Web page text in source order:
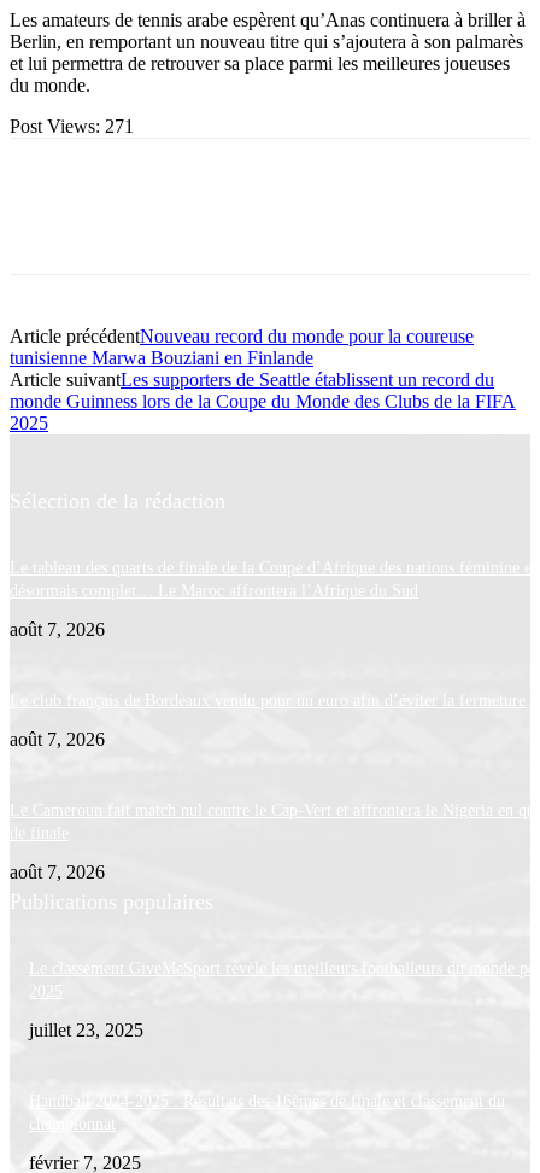
Les amateurs de tennis arabe espèrent qu’Anas continuera à briller à
Berlin, en remportant un nouveau titre qui s’ajoutera à son palmarès
et lui permettra de retrouver sa place parmi les meilleures joueuses
du monde.
Post Views: 271
Article précédentNouveau record du monde pour la coureuse
tunisienne Marwa Bouziani en Finlande
Article suivantLes supporters de Seattle établissent un record du
monde Guinness lors de la Coupe du Monde des Clubs de la FIFA
2025
Sélection de la rédaction
Le tableau des quarts de finale de la Coupe d’Afrique des nations féminine
désormais complet… Le Maroc affrontera l’Afrique du Sud
août 7, 2026
Le club français de Bordeaux vendu pour un euro afin d’éviter la fermeture
août 7, 2026
Le Cameroun fait match nul contre le Cap-Vert et affrontera le Nigeria en
de finale
août 7, 2026
Publications populaires
Le classement GiveMeSport révèle les meilleurs footballeurs du monde
juillet 23, 2025
Handball 2024-2025 : Résultats des 16èmes de finale et classement du
championnat
février 7, 2025